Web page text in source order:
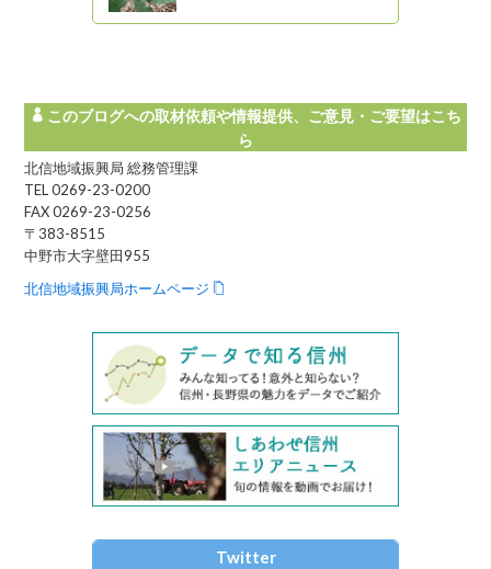
このブログへの取材依頼や情報提供、ご意見・ご要望はこち
ら
北信地域振興局 総務管理課
TEL 0269-23-0200
FAX 0269-23-0256
〒383-8515
中野市大字壁田955
北信地域振興局ホームページ
Twitter